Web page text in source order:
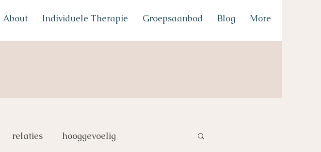
About Individuele Therapie Groepsaanbod Blog More
relaties hooggevoelig